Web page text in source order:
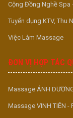
Cộng Đồng Nghề Spa
Tuyển dụng KTV, Thu
Việc Làm Massage
ĐƠN VỊ HỢP TÁC
Massage ÁNH
Massage VINH TIÊN -